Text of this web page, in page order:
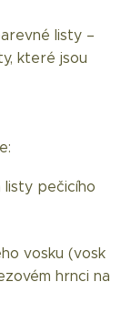
listy –
které jsou
listy pečicího
vosku (vosk
hrnci na